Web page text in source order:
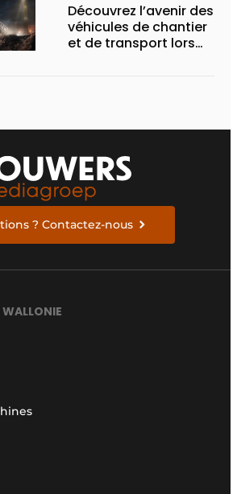
Découvrez l’avenir des
véhicules de chantier
et de transport lors
? Contactez-nous